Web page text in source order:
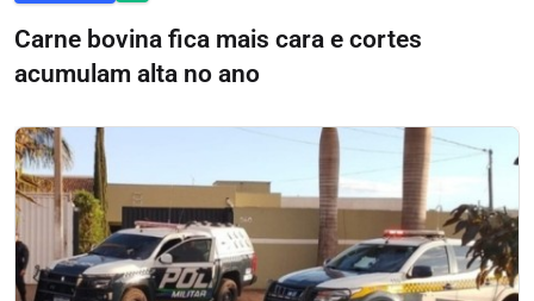
Carne bovina fica mais cara e cortes
acumulam alta no ano